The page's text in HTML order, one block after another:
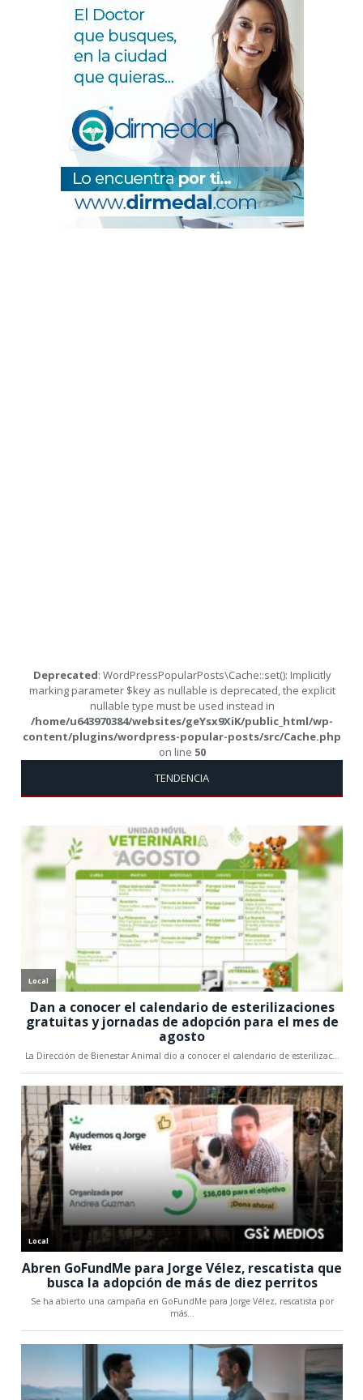
Deprecated: WordPressPopularPosts\Cache::set(): Implicitly
marking parameter $key as nullable is deprecated, the explicit
nullable type must be used instead in
/home/u643970384/websites/geYsx9XiK/public_html/wp-
content/plugins/wordpress-popular-posts/src/Cache.php
on line 50
TENDENCIA